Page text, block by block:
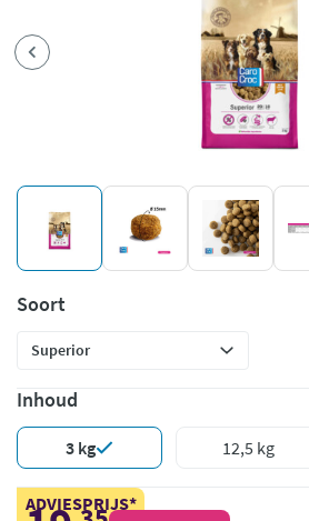
Soort
Inhoud
3 kg 12,5 kg
ADVIESPRIJS*